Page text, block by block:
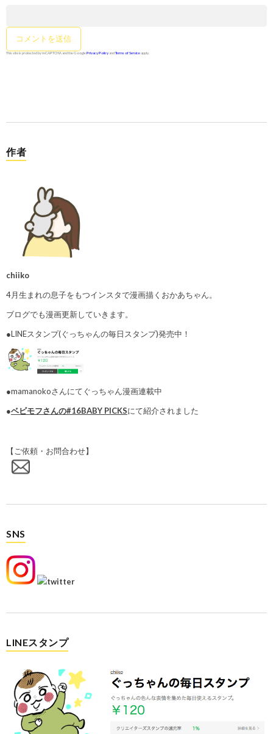
This site is protected by reCAPTCHA and the GooglePrivacy Policy andTerms of Service apply.
作者
chiiko
4月生まれの息子をもつインスタで漫画描くおかあちゃん。
ブログでも漫画更新していきます。
●LINEスタンプ(ぐっちゃんの毎日スタンプ)発売中！
●mamanokoさんにてぐっちゃん漫画連載中
●ベビモフさんの#16BABY PICKSにて紹介されました
【ご依頼・お問合わせ】
SNS
LINEスタンプ